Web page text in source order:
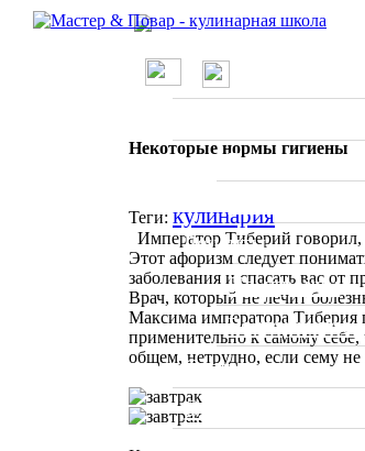
О проекте
Вводные
Рецепты
По странам
Ресторанное
Статьи
Отзывы о
Введение в кулинарию
Некоторые нормы гигиены
Теги: кулинария
Император Тиберий говорил,
Этот афоризм следует
заболевания и спасать вас от
Врач, который не лечит
Максима императора Тиберия
применительно к самому
общем, нетрудно, если сему